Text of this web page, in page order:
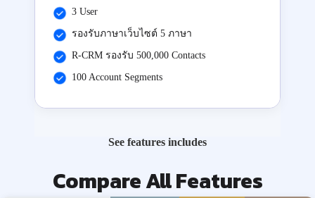
3 User
รองรับภาษาเว็บไซต์ 5 ภาษา
R-CRM รองรับ 500,000 Contacts
100 Account Segments
See features includes
Compare All Features